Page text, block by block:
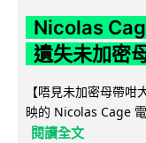
Nicolas
遺失未加密
【唔見未加密母帶
映的 Nicolas Cage
閱讀全文